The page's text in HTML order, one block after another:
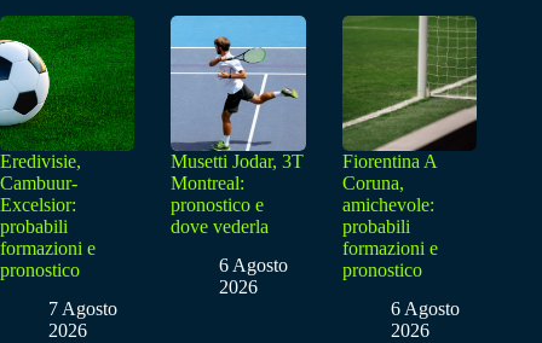
Eredivisie,
Cambuur-
Excelsior:
probabili
formazioni e
pronostico
7 Agosto
2026
Musetti Jodar, 3T
Montreal:
pronostico e
dove vederla
6 Agosto
2026
Fiorentina A
Coruna,
amichevole:
probabili
formazioni e
pronostico
6 Agosto
2026